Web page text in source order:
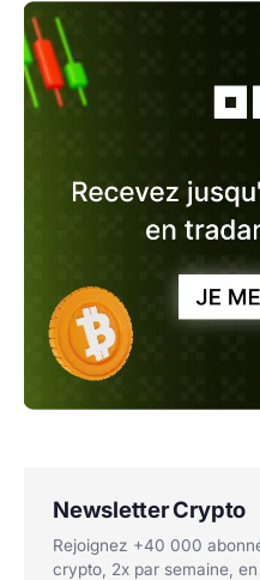
Newsletter Crypto
Rejoignez +40 000
crypto, 2x par semaine,